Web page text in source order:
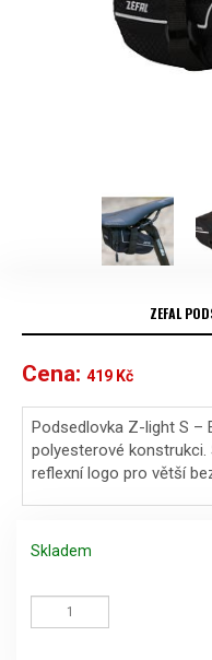
ZEFAL
Cena: 419 Kč
Podsedlovka Z-light S –
polyesterové
reflexní logo pro větší
Skladem
podsedlovka
Z-